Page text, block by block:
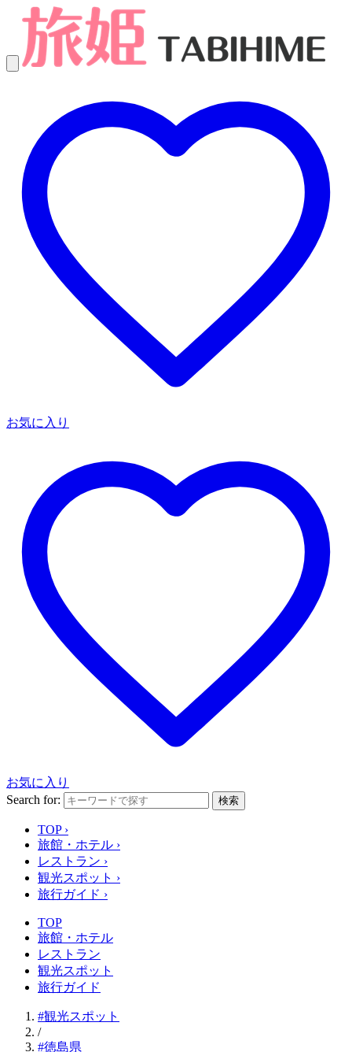
お気に入り
お気に入り
Search for:
検索
TOP ›
旅館・ホテル ›
レストラン ›
観光スポット ›
旅行ガイド ›
TOP
旅館・ホテル
レストラン
観光スポット
旅行ガイド
#観光スポット
/
#徳島県